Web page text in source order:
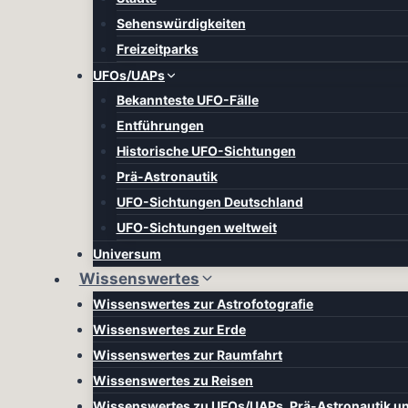
Sehenswürdigkeiten
Freizeitparks
UFOs/UAPs
Bekannteste UFO-Fälle
Entführungen
Historische UFO-Sichtungen
Prä-Astronautik
UFO-Sichtungen Deutschland
UFO-Sichtungen weltweit
Universum
Wissenswertes
Wissenswertes zur Astrofotografie
Wissenswertes zur Erde
Wissenswertes zur Raumfahrt
Wissenswertes zu Reisen